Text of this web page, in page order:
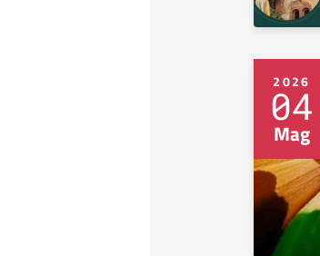
2026
04
Mag